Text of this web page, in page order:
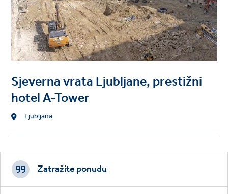
Sjeverna vrata Ljubljane, prestižni
hotel A-Tower
Location
Ljubljana
Footer
CTAs
Zatražite ponudu